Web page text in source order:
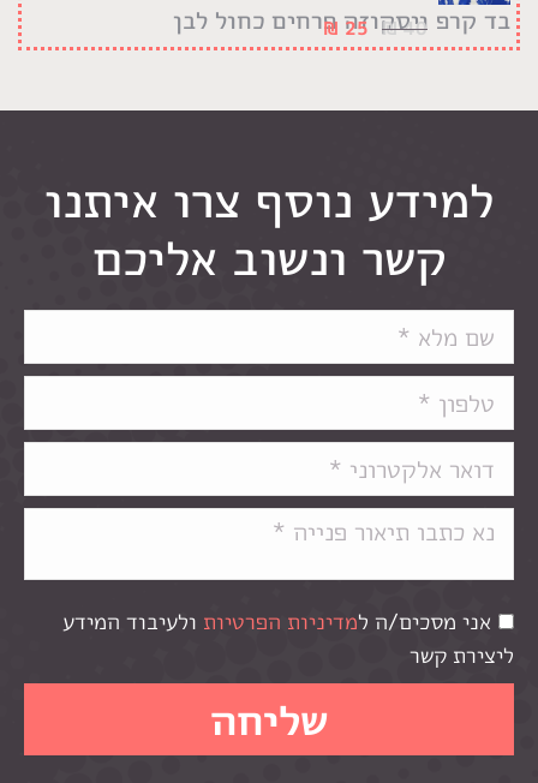
בד קרפ ויסקוזה פרחים כחול לבן
₪40
₪ 25
למידע נוסף צרו איתנו
קשר ונשוב אליכם
אני מסכים/ה למדיניות הפרטיות ולעיבוד המידע
ליצירת קשר